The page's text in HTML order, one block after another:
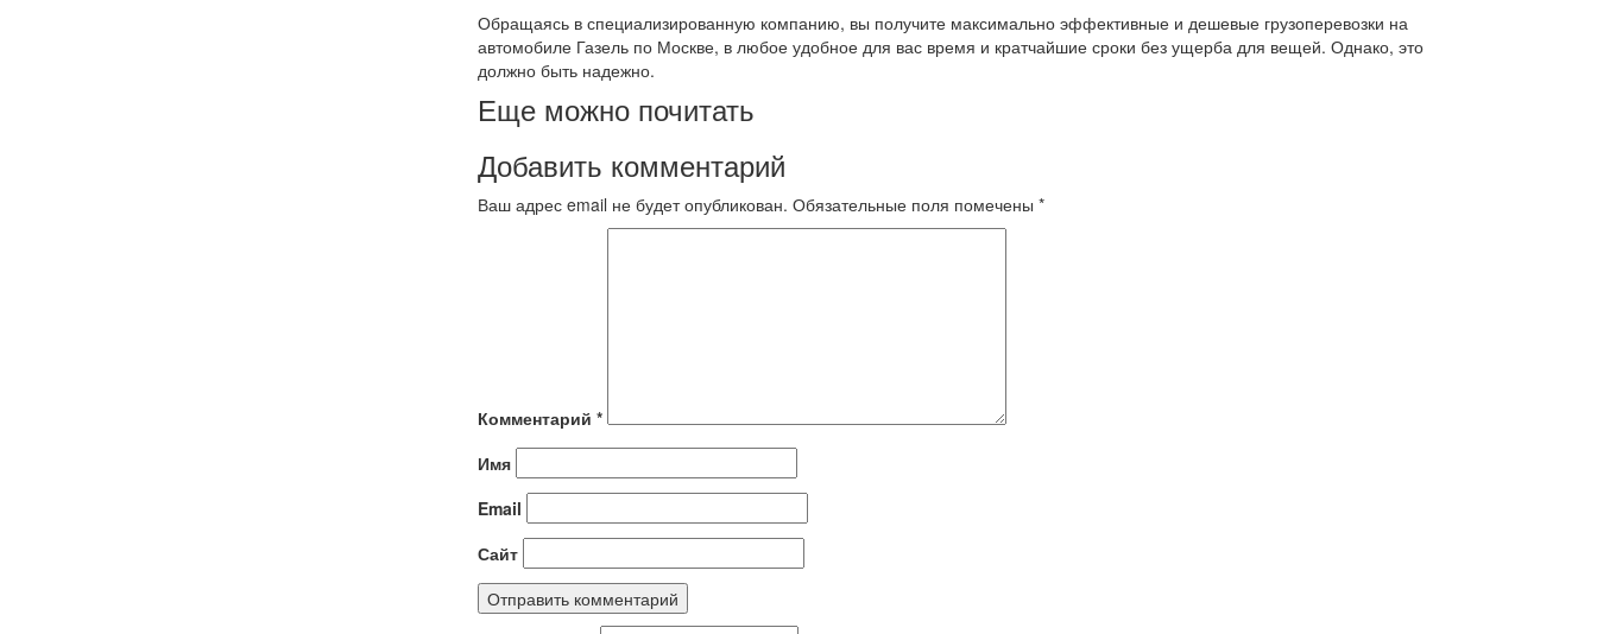
Обращаясь в специализированную компанию, вы получите максимально эффективные и дешевые грузоперевозки на
автомобиле Газель по Москве, в любое удобное для вас время и кратчайшие сроки без ущерба для вещей. Однако, это
должно быть надежно.
Еще можно почитать
Добавить комментарий
Ваш адрес email не будет опубликован. Обязательные поля помечены *
Комментарий *
Имя
Email
Сайт